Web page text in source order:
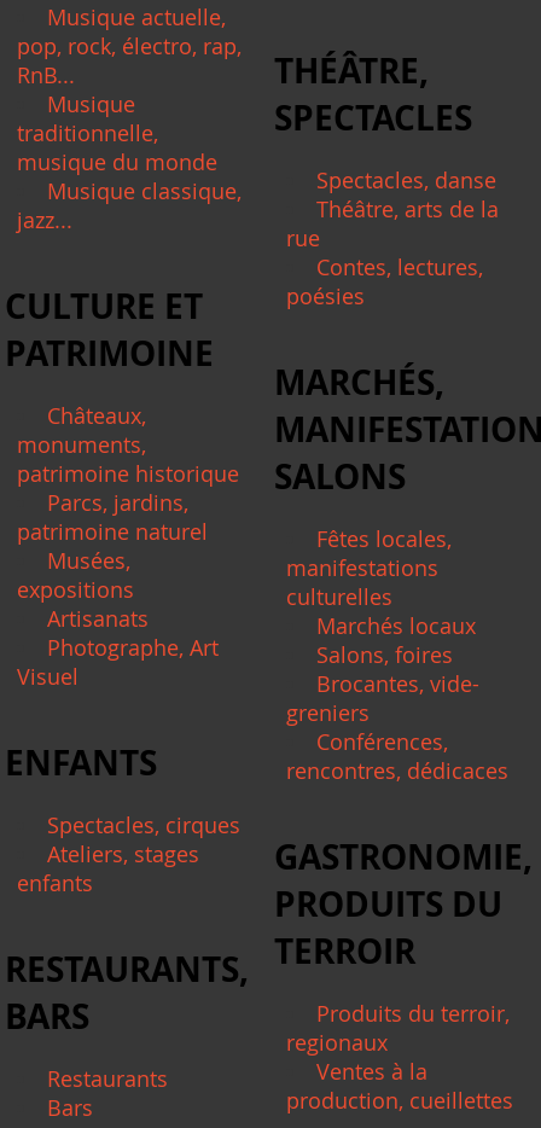
Musique actuelle,
pop, rock, électro, rap,
RnB...
Musique
traditionnelle,
musique du monde
Musique classique,
jazz...
THÉÂTRE,
SPECTACLES
Spectacles, danse
Théâtre, arts de la
rue
Contes, lectures,
poésies
CULTURE ET
PATRIMOINE
Châteaux,
monuments,
patrimoine historique
Parcs, jardins,
patrimoine naturel
Musées,
expositions
Artisanats
Photographe, Art
Visuel
MARCHÉS,
SALONS
Fêtes locales,
manifestations
culturelles
Marchés locaux
Salons, foires
Brocantes, vide-
greniers
Conférences,
rencontres, dédicaces
ENFANTS
Spectacles, cirques
Ateliers, stages
enfants
GASTRONOMIE,
PRODUITS DU
TERROIR
Produits du terroir,
regionaux
Ventes à la
production, cueillettes
RESTAURANTS,
BARS
Restaurants
Bars